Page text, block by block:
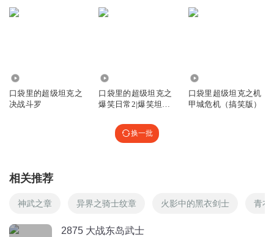
听友119103213
通过一些恶搞自己的文字，骗取别人的点赞。而这些内容与
故事一点关系都没有，影响我们正常阅读评论。他们纯粹是
了，我们一定要打倒这些用无关信息霸占评论区的人，重新
找回昔日纯净的评论区 （不用赞我）
口袋里的超级坦克之
决战斗罗
口袋里的超级坦克之
爆笑日常2|爆笑坦克
口袋里超级坦克之机
甲城危机（搞笑版）
换一批
相关推荐
神武之章 异界之骑士纹章 火影中的黑衣剑士 青衣
2875 大战东岛武士